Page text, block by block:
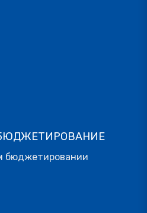
бюджетировании